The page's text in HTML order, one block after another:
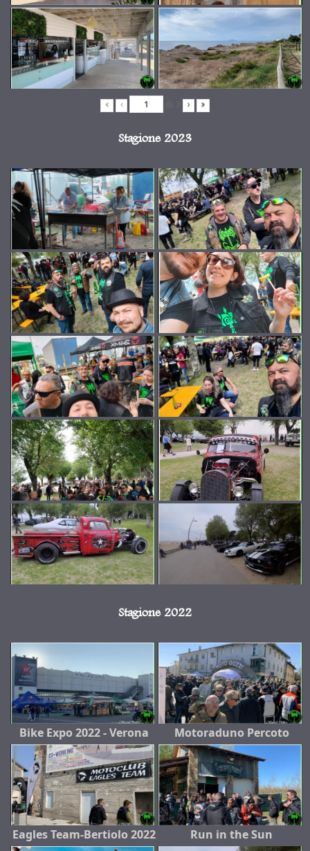
« ‹ › »
Stagione 2023
Stagione 2022
Bike Expo 2022 - Verona Motoraduno Percoto
Eagles Team-Bertiolo 2022 Run in the Sun